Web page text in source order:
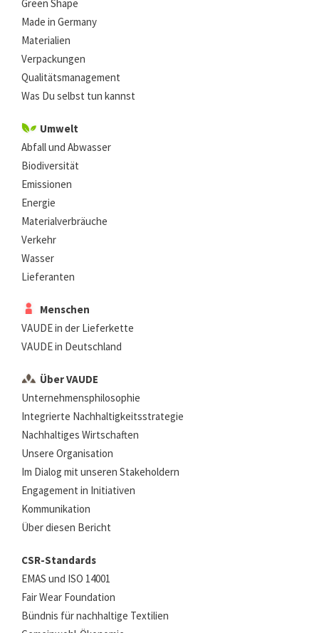
Green Shape
Made in Germany
Materialien
Verpackungen
Qualitätsmanagement
Was Du selbst tun kannst
Umwelt
Abfall und Abwasser
Biodiversität
Emissionen
Energie
Materialverbräuche
Verkehr
Wasser
Lieferanten
Menschen
VAUDE in der Lieferkette
VAUDE in Deutschland
Über VAUDE
Unternehmensphilosophie
Integrierte Nachhaltigkeitsstrategie
Nachhaltiges Wirtschaften
Unsere Organisation
Im Dialog mit unseren Stakeholdern
Engagement in Initiativen
Kommunikation
Über diesen Bericht
CSR-Standards
EMAS und ISO 14001
Fair Wear Foundation
Bündnis für nachhaltige Textilien